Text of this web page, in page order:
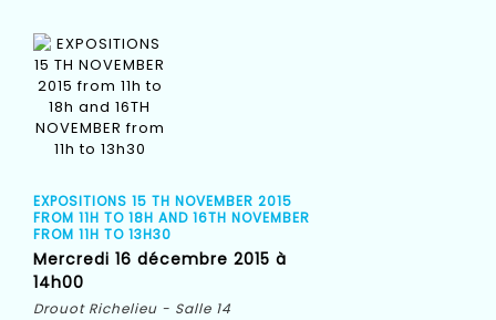
EXPOSITIONS 15 TH NOVEMBER 2015
FROM 11H TO 18H AND 16TH NOVEMBER
FROM 11H TO 13H30
mercredi 16 décembre 2015 à
14h00
Drouot Richelieu - Salle 14